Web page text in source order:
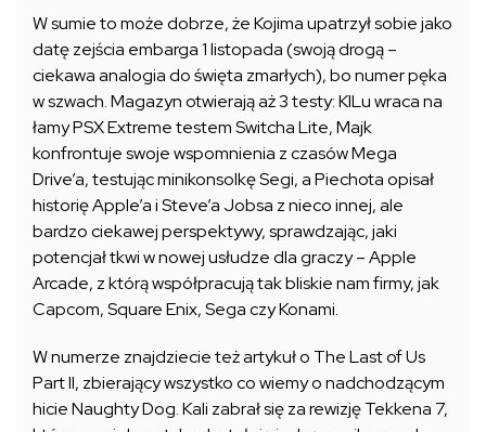
W sumie to może dobrze, że Kojima upatrzył sobie jako
datę zejścia embarga 1 listopada (swoją drogą –
ciekawa analogia do święta zmarłych), bo numer pęka
w szwach. Magazyn otwierają aż 3 testy: KILu wraca na
łamy PSX Extreme testem Switcha Lite, Majk
konfrontuje swoje wspomnienia z czasów Mega
Drive’a, testując minikonsolkę Segi, a Piechota opisał
historię Apple’a i Steve’a Jobsa z nieco innej, ale
bardzo ciekawej perspektywy, sprawdzając, jaki
potencjał tkwi w nowej usłudze dla graczy – Apple
Arcade, z którą współpracują tak bliskie nam firmy, jak
Capcom, Square Enix, Sega czy Konami.
W numerze znajdziecie też artykuł o The Last of Us
Part II, zbierający wszystko co wiemy o nadchodzącym
hicie Naughty Dog. Kali zabrał się za rewizję Tekkena 7,